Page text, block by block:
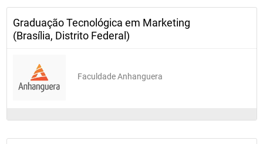
Graduação Tecnológica em Marketing
(Brasília, Distrito Federal)
Faculdade Anhanguera